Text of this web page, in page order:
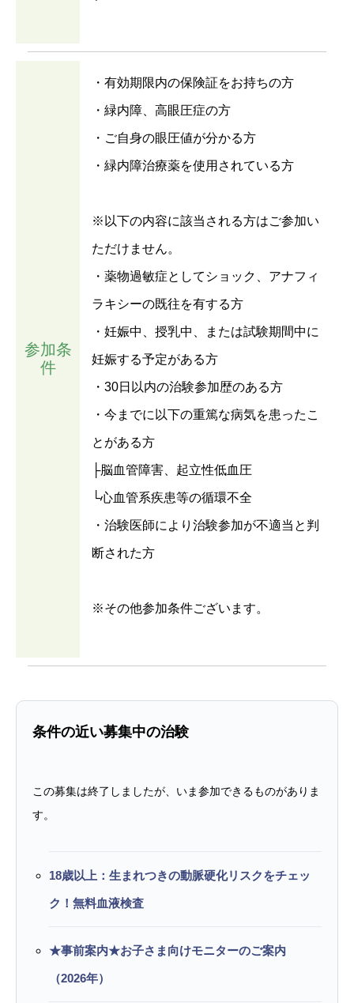
参加条
件
・有効期限内の保険証をお持ちの方
・緑内障、高眼圧症の方
・ご自身の眼圧値が分かる方
・緑内障治療薬を使用されている方
※以下の内容に該当される方はご参加い
ただけません。
・薬物過敏症としてショック、アナフィ
ラキシーの既往を有する方
・妊娠中、授乳中、または試験期間中に
妊娠する予定がある方
・30日以内の治験参加歴のある方
・今までに以下の重篤な病気を患ったこ
とがある方
├脳血管障害、起立性低血圧
└心血管系疾患等の循環不全
・治験医師により治験参加が不適当と判
断された方
※その他参加条件ございます。
条件の近い募集中の治験
この募集は終了しましたが、いま参加できるものがありま
す。
18歳以上：生まれつきの動脈硬化リスクをチェッ
ク！無料血液検査
★事前案内★お子さま向けモニターのご案内
（2026年）